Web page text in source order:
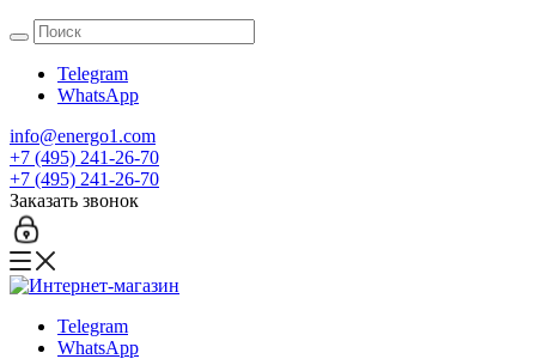
Telegram
WhatsApp
info@energo1.com
+7 (495) 241-26-70
+7 (495) 241-26-70
Заказать звонок
Telegram
WhatsApp